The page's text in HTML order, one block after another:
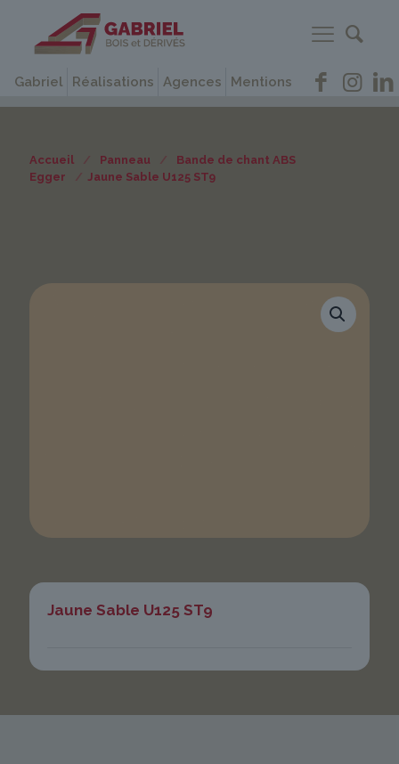
Gabriel Réalisations Agences Mentions
Accueil / Panneau /
Bande de chant ABS
Egger
/ Jaune Sable U125 ST9
Jaune Sable U125 ST9